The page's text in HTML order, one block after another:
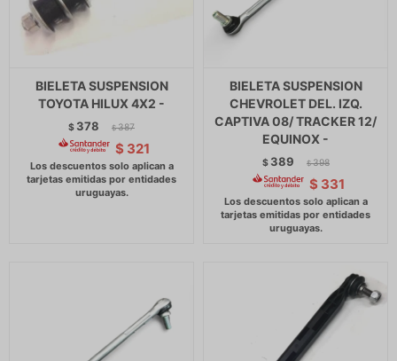
BIELETA SUSPENSION
TOYOTA HILUX 4X2 -
$ 378 $ 387
$ 321
BIELETA SUSPENSION
CHEVROLET DEL. IZQ.
CAPTIVA 08/ TRACKER 12/
EQUINOX -
$ 389 $ 398
$ 331